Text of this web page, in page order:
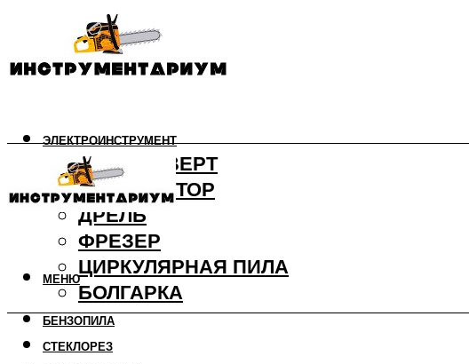
ЭЛЕКТРОИНСТРУМЕНТ
ШУРУПОВЕРТ
ПЕРФОРАТОР
ДРЕЛЬ
ФРЕЗЕР
ЦИРКУЛЯРНАЯ ПИЛА
БОЛГАРКА
БЕНЗОПИЛА
СТЕКЛОРЕЗ
МЕНЮ